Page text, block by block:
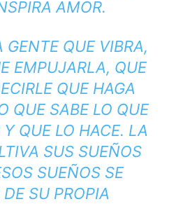
AMOR.
GENTE QUE VIBRA,
EMPUJARLA, QUE
QUE HAGA
QUE SABE LO QUE
QUE LO HACE. LA
SUS SUEÑOS
SUEÑOS SE
SU PROPIA